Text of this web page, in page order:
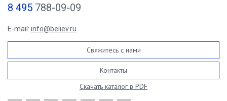
8 495 788-09-09
E-mail: info@believ.ru
Свяжитесь с нами
Контакты
Скачать каталог в PDF